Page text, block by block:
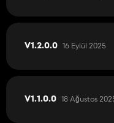
V1.2.0.0 16 Eylül 2025
V1.1.0.0 18 Ağustos